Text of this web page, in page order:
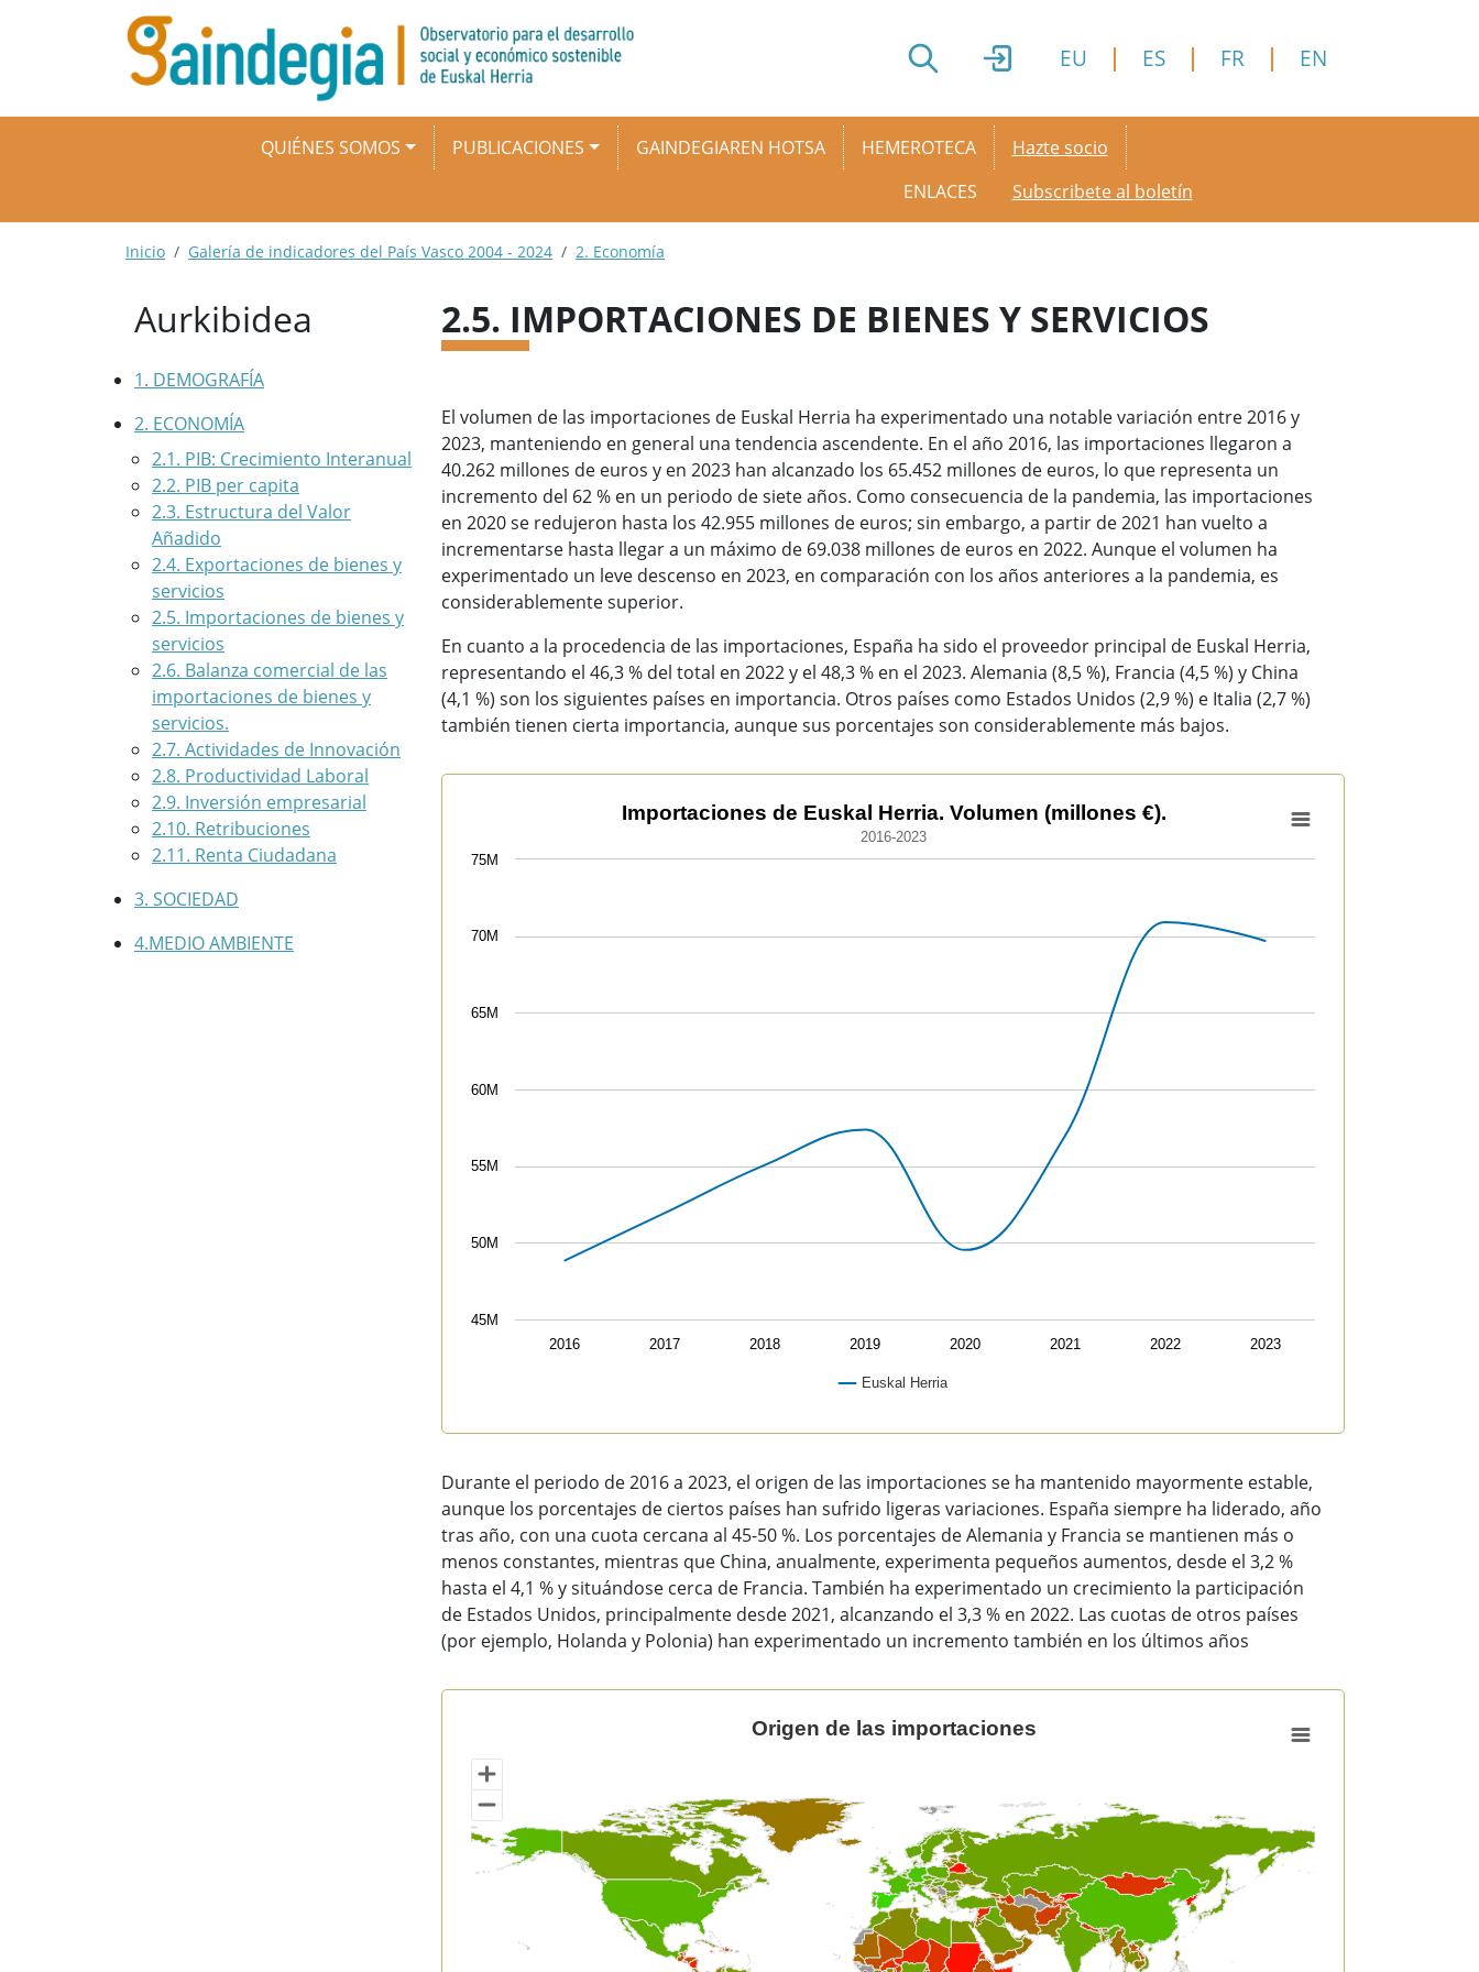
Pasar al contenido principal
EU ES FR EN
Navegación principal
QUIÉNES SOMOS PUBLICACIONES GAINDEGIAREN HOTSA
HEMEROTECA
ENLACES
Secondary menu
Hazte socio
Subscribete al boletín
Ruta de navegación
Inicio Galería de indicadores del País Vasco 2004 - 2024 2. Economía
Aurkibidea
1. DEMOGRAFÍA
2. ECONOMÍA
2.1. PIB: Crecimiento Interanual
2.2. PIB per capita
2.3. Estructura del Valor
Añadido
2.4. Exportaciones de bienes y
servicios
2.5. Importaciones de bienes y
servicios
2.6. Balanza comercial de las
importaciones de bienes y
servicios.
2.7. Actividades de Innovación
2.8. Productividad Laboral
2.9. Inversión empresarial
2.10. Retribuciones
2.11. Renta Ciudadana
3. SOCIEDAD
4.MEDIO AMBIENTE
2.5. IMPORTACIONES DE BIENES Y SERVICIOS
El volumen de las importaciones de Euskal Herria ha experimentado una notable variación entre 2016 y
2023, manteniendo en general una tendencia ascendente. En el año 2016, las importaciones llegaron a
40.262 millones de euros y en 2023 han alcanzado los 65.452 millones de euros, lo que representa un
incremento del 62 % en un periodo de siete años. Como consecuencia de la pandemia, las importaciones
en 2020 se redujeron hasta los 42.955 millones de euros; sin embargo, a partir de 2021 han vuelto a
incrementarse hasta llegar a un máximo de 69.038 millones de euros en 2022. Aunque el volumen ha
experimentado un leve descenso en 2023, en comparación con los años anteriores a la pandemia, es
considerablemente superior.
En cuanto a la procedencia de las importaciones, España ha sido el proveedor principal de Euskal Herria,
representando el 46,3 % del total en 2022 y el 48,3 % en el 2023. Alemania (8,5 %), Francia (4,5 %) y China
(4,1 %) son los siguientes países en importancia. Otros países como Estados Unidos (2,9 %) e Italia (2,7 %)
también tienen cierta importancia, aunque sus porcentajes son considerablemente más bajos.
Importaciones de Euskal Herria. Volumen (millones €).
2016-2023
The chart has 1 X axis displaying categories.
The chart has 1 Y axis displaying values. Data ranges from 48851123 to 70901530.
Importaciones de Euskal Herria. Volumen (millones €).
2016-2023
Euskal Herria
2016 2017 2018 2019 2020 2021 2022 2023
45M
50M
55M
60M
65M
70M
75M
Durante el periodo de 2016 a 2023, el origen de las importaciones se ha mantenido mayormente estable,
aunque los porcentajes de ciertos países han sufrido ligeras variaciones. España siempre ha liderado, año
tras año, con una cuota cercana al 45-50 %. Los porcentajes de Alemania y Francia se mantienen más o
menos constantes, mientras que China, anualmente, experimenta pequeños aumentos, desde el 3,2 %
hasta el 4,1 % y situándose cerca de Francia. También ha experimentado un crecimiento la participación
de Estados Unidos, principalmente desde 2021, alcanzando el 3,3 % en 2022. Las cuotas de otros países
(por ejemplo, Holanda y Polonia) han experimentado un incremento también en los últimos años
Map of unspecified region with 1 data series.
View as data table, Origen de las importaciones
Origen de las importaciones